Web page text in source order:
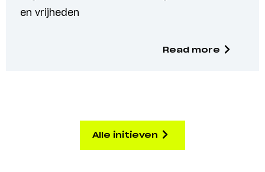
en vrijheden
Read more
Alle initieven